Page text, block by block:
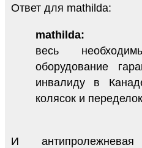
Ответ для mathilda:
mathilda:
весь
оборудование
инвалиду в
колясок и
И